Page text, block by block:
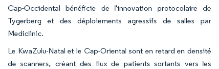
Cap-Occidental bénéficie de l'innovation protocolaire de
Tygerberg et des déploiements agressifs de salles par
Mediclinic.
Le KwaZulu-Natal et le Cap-Oriental sont en retard en densité
de scanners, créant des flux de patients sortants vers les